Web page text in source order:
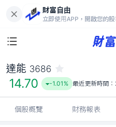
財富自由
立即使用APP，開啟您的股
14.70
-
達能 3686
14.70 -1.01% 最近更新時間：
個股概覽 財務報表